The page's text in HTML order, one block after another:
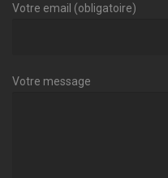
Votre email (obligatoire)
Votre message